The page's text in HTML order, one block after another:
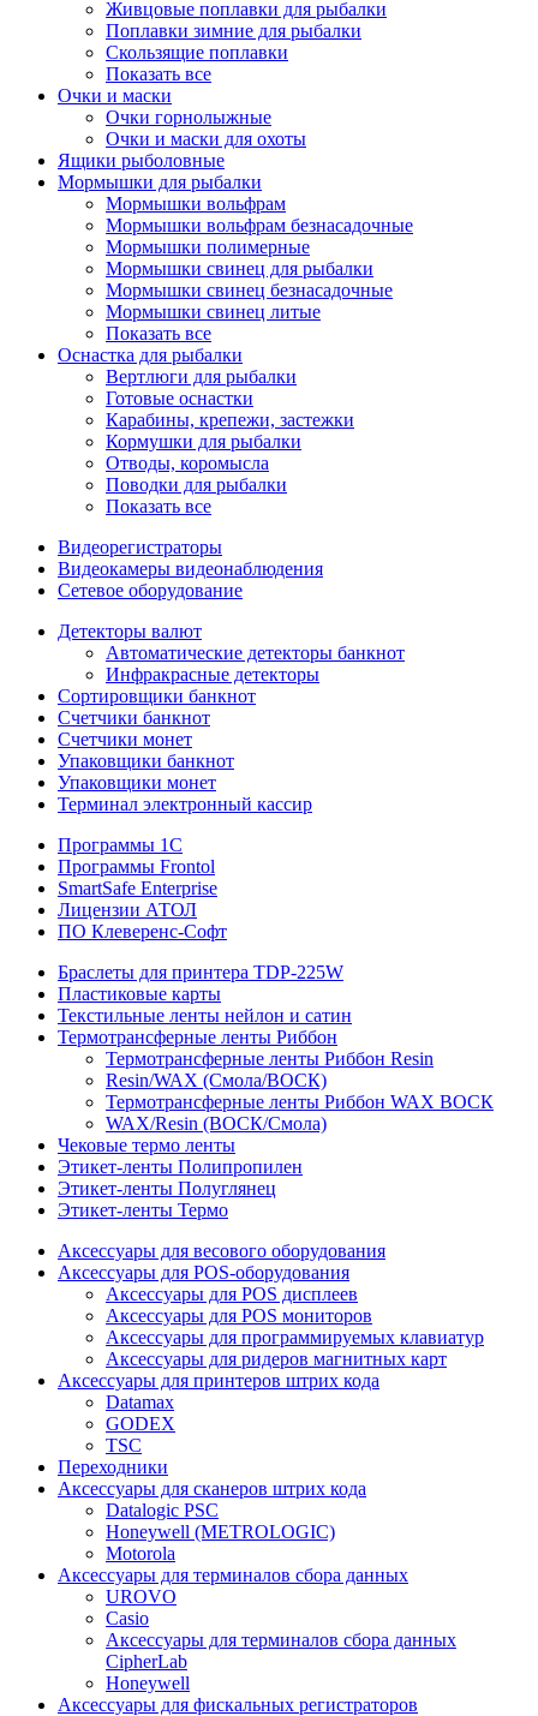
Живцовые поплавки для рыбалки
Поплавки зимние для рыбалки
Скользящие поплавки
Показать все
Очки и маски
Очки горнолыжные
Очки и маски для охоты
Ящики рыболовные
Мормышки для рыбалки
Мормышки вольфрам
Мормышки вольфрам безнасадочные
Мормышки полимерные
Мормышки свинец для рыбалки
Мормышки свинец безнасадочные
Мормышки свинец литые
Показать все
Оснастка для рыбалки
Вертлюги для рыбалки
Готовые оснастки
Карабины, крепежи, застежки
Кормушки для рыбалки
Отводы, коромысла
Поводки для рыбалки
Показать все
Видеорегистраторы
Видеокамеры видеонаблюдения
Сетевое оборудование
Детекторы валют
Автоматические детекторы банкнот
Инфракрасные детекторы
Сортировщики банкнот
Счетчики банкнот
Счетчики монет
Упаковщики банкнот
Упаковщики монет
Терминал электронный кассир
Программы 1C
Программы Frontol
SmartSafe Enterprise
Лицензии АТОЛ
ПО Клеверенс-Софт
Браслеты для принтера TDP-225W
Пластиковые карты
Текстильные ленты нейлон и сатин
Термотрансферные ленты Риббон
Термотрансферные ленты Риббон Resin
Resin/WAX (Смола/ВОСК)
Термотрансферные ленты Риббон WAX ВОСК
WAX/Resin (ВОСК/Смола)
Чековые термо ленты
Этикет-ленты Полипропилен
Этикет-ленты Полуглянец
Этикет-ленты Термо
Аксессуары для весового оборудования
Аксессуары для POS-оборудования
Аксессуары для POS дисплеев
Аксессуары для POS мониторов
Аксессуары для программируемых клавиатур
Аксессуары для ридеров магнитных карт
Аксессуары для принтеров штрих кода
Datamax
GODEX
TSC
Переходники
Аксессуары для сканеров штрих кода
Datalogic PSC
Honeywell (METROLOGIC)
Motorola
Аксессуары для терминалов сбора данных
UROVO
Casio
Аксессуары для терминалов сбора данных
CipherLab
Honeywell
Аксессуары для фискальных регистраторов